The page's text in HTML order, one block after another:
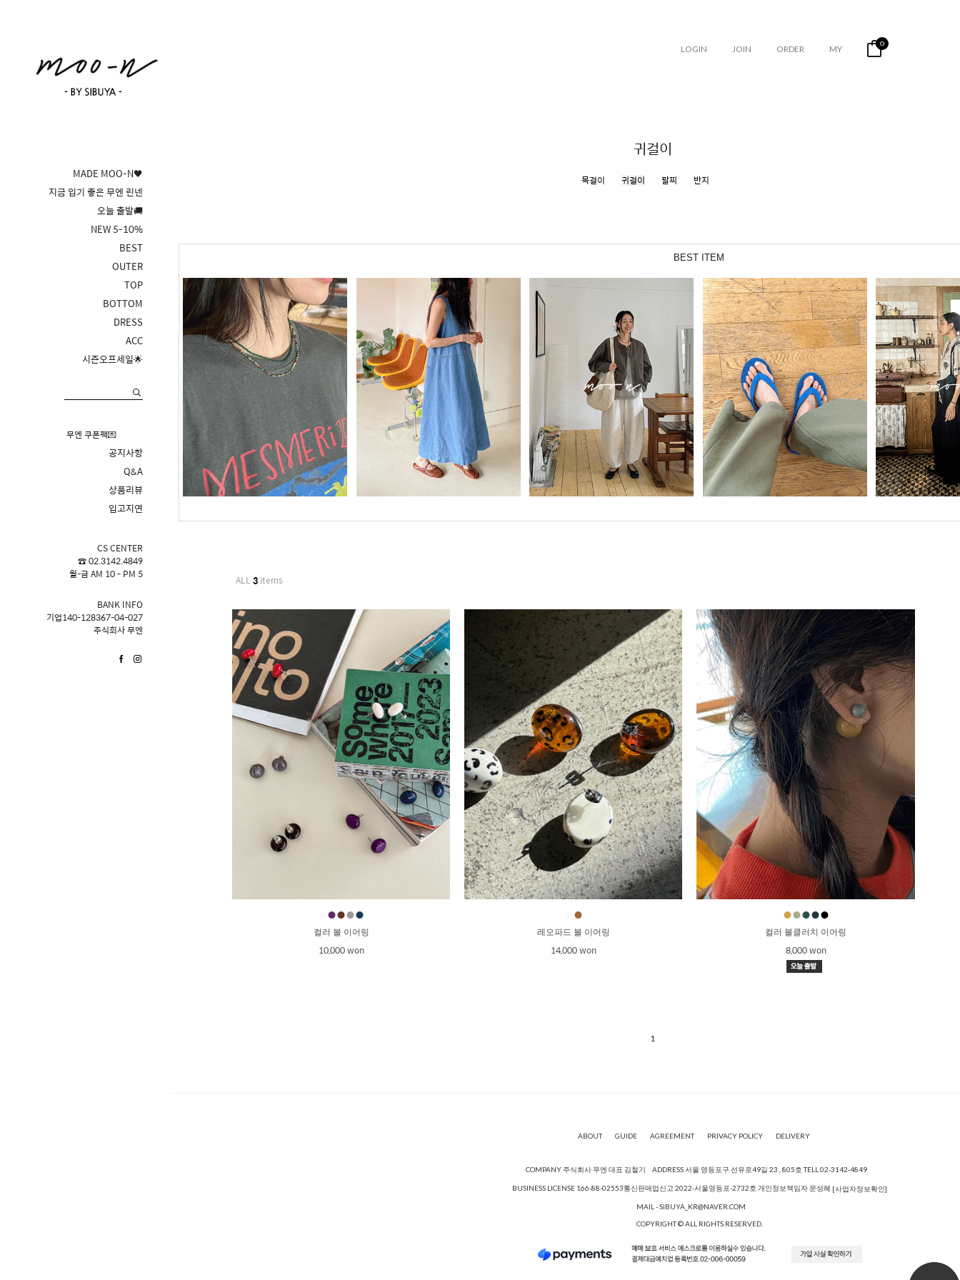
LOGIN JOIN ORDER MY 0
MADE MOO-N🖤
지금 입기 좋은 무엔 린넨
오늘 출발🚚
NEW 5-10%
BEST
OUTER
TOP
BOTTOM
DRESS
ACC
시즌오프세일🌟
무엔 쿠폰팩💌
공지사항
Q&A
상품리뷰
입고지연
CS CENTER
☎ 02.3142.4849
월-금 AM 10 - PM 5
BANK INFO
기업140-128367-04-027
주식회사 무엔
귀걸이
목걸이 귀걸이 팔찌 반지
BEST ITEM
ALL 3 items
●●●●
컬러 볼 이어링
10,000 won
●
레오파드 볼 이어링
14,000 won
●●●●●
컬러 볼클러치 이어링
8,000 won
1
ABOUT GUIDE AGREEMENT PRIVACY POLICY DELIVERY
COMPANY 주식회사 무엔 대표 김철기 ADDRESS 서울 영등포구 선유로49길 23 , 805호TELL 02-3142-4849
BUSINESS LICENSE 166-88-02553통신판매업신고 2022-서울영등포-2732호 개인정보책임자 문성혜 [사업자정보확인]
MAIL - SIBUYA_KR@NAVER.COM
COPYRIGHT © ALL RIGHTS RESERVED.